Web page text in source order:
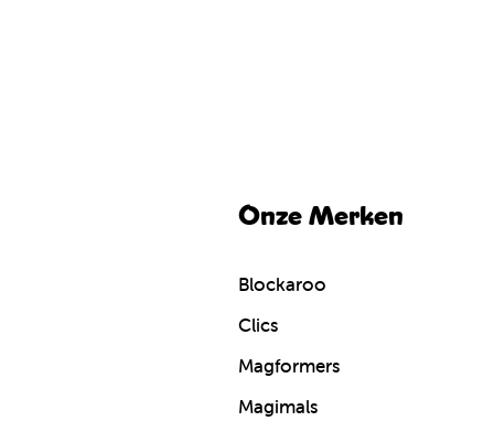
Onze Merken
Blockaroo
Clics
Magformers
Magimals